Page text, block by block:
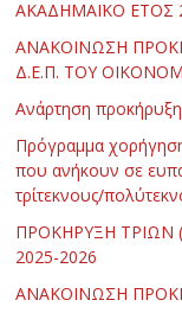
ΑΚΑΔΗΜΑΪΚΟ ΕΤΟΣ
ΑΝΑΚΟΙΝΩΣΗ
Δ.Ε.Π. ΤΟΥ
Ανάρτηση
Πρόγραμμα
που ανήκουν σε
τρίτεκνους/
ΠΡΟΚΗΡΥΞΗ ΤΡΙΩΝ
2025-2026
ΑΝΑΚΟΙΝΩΣΗ